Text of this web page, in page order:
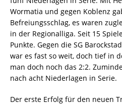
Wormatia und gegen Koblenz
Befreiungsschlag, es waren
in der Regionalliga. Seit 15
Punkte. Gegen die SG
war es fast so weit, doch tief in
man doch noch das 2:2.
nach acht Niederlagen in Serie.
Der erste Erfolg für den neuen